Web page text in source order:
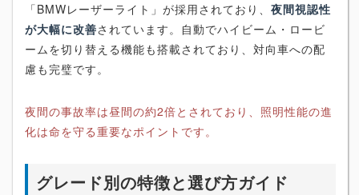
「BMWレーザーライト」が採用されており、 夜間視認性
が大幅に改善されています。自動でハイビーム・ロービ
ームを切り替える機能も搭載されており、対向車への配
慮も完璧です。
夜間の事故率は昼間の約2倍とされており、照明性能の進
化は命を守る重要なポイントです。
グレード別の特徴と選び方ガイド